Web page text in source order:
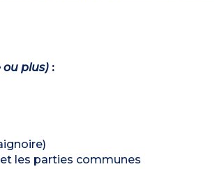
ou plus):
les parties communes